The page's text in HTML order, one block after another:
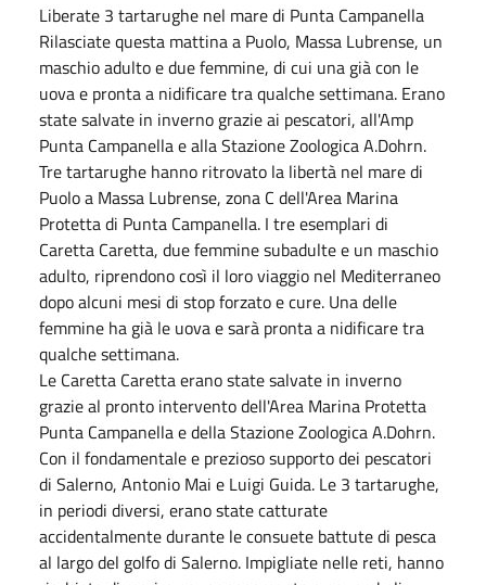
Liberate 3 tartarughe nel mare di Punta Campanella
Rilasciate questa mattina a Puolo, Massa Lubrense, un
maschio adulto e due femmine, di cui una già con le
uova e pronta a nidificare tra qualche settimana. Erano
state salvate in inverno grazie ai pescatori, all'Amp
Punta Campanella e alla Stazione Zoologica A.Dohrn.
Tre tartarughe hanno ritrovato la libertà nel mare di
Puolo a Massa Lubrense, zona C dell'Area Marina
Protetta di Punta Campanella. I tre esemplari di
Caretta Caretta, due femmine subadulte e un maschio
adulto, riprendono così il loro viaggio nel Mediterraneo
dopo alcuni mesi di stop forzato e cure. Una delle
femmine ha già le uova e sarà pronta a nidificare tra
qualche settimana.
Le Caretta Caretta erano state salvate in inverno
grazie al pronto intervento dell'Area Marina Protetta
Punta Campanella e della Stazione Zoologica A.Dohrn.
Con il fondamentale e prezioso supporto dei pescatori
di Salerno, Antonio Mai e Luigi Guida. Le 3 tartarughe,
in periodi diversi, erano state catturate
accidentalmente durante le consuete battute di pesca
al largo del golfo di Salerno. Impigliate nelle reti, hanno